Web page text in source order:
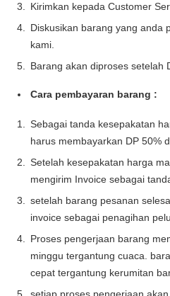
Kirimkan kepada Customer
Diskusikan barang yang anda
kami.
Barang akan diproses setelah
Cara pembayaran barang :
Sebagai tanda kesepakatan
harus membayarkan DP 50%
Setelah kesepakatan harga
mengirim Invoice sebagai
setelah barang pesanan
invoice sebagai penagihan
Proses pengerjaan barang
minggu tergantung cuaca.
cepat tergantung kerumitan